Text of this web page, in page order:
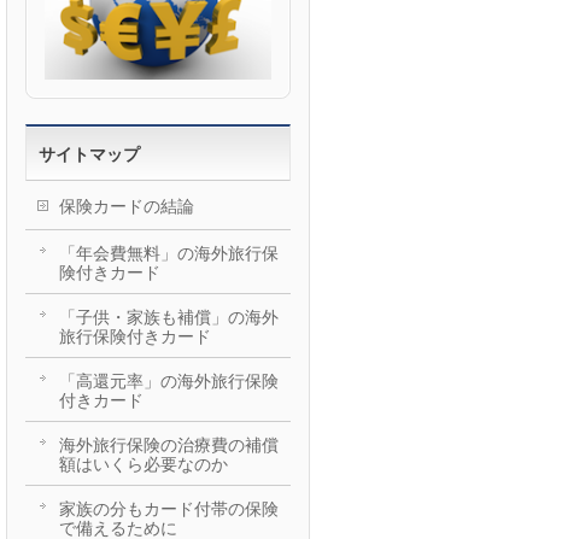
サイトマップ
保険カードの結論
「年会費無料」の海外旅行保
険付きカード
「子供・家族も補償」の海外
旅行保険付きカード
「高還元率」の海外旅行保険
付きカード
海外旅行保険の治療費の補償
額はいくら必要なのか
家族の分もカード付帯の保険
で備えるために